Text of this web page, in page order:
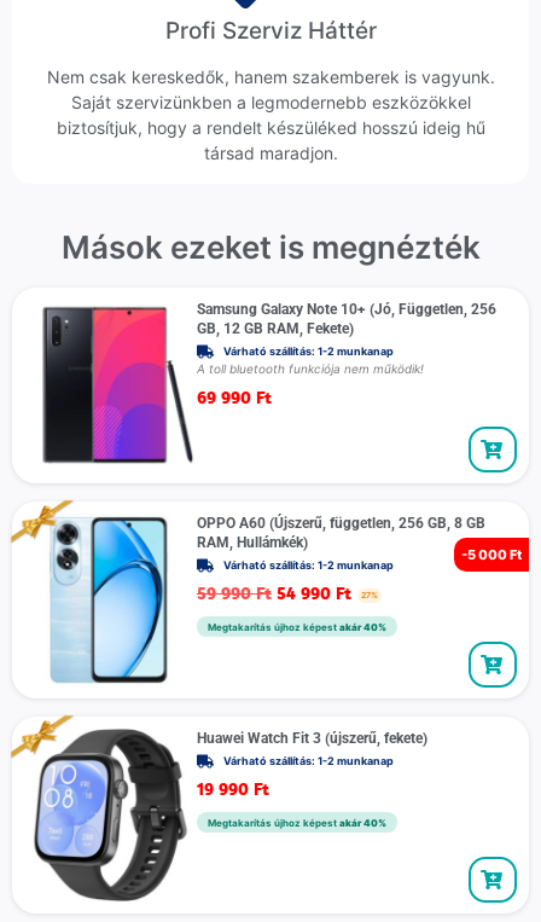
Profi Szerviz Háttér
Nem csak kereskedők, hanem szakemberek is vagyunk.
Saját szervizünkben a legmodernebb eszközökkel
biztosítjuk, hogy a rendelt készüléked hosszú ideig hű
társad maradjon.
Mások ezeket is megnézték
Samsung Galaxy Note 10+ (Jó, Független, 256
GB, 12 GB RAM, Fekete)
Várható szállítás: 1-2 munkanap
A toll bluetooth funkciója nem működik!
69 990 Ft
-5 000 Ft
OPPO A60 (Újszerű, független, 256 GB, 8 GB
RAM, Hullámkék)
Várható szállítás: 1-2 munkanap
59 990Ft 54 990 Ft 27%
Megtakarítás újhoz képest akár 40%
Huawei Watch Fit 3 (újszerű, fekete)
Várható szállítás: 1-2 munkanap
19 990 Ft
Megtakarítás újhoz képest akár 40%